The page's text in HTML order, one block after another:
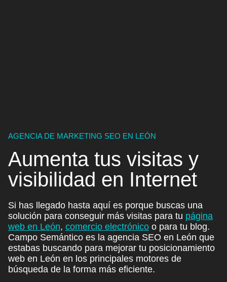
AGENCIA DE MARKETING SEO EN LEÓN
Aumenta tus visitas y
visibilidad en Internet
Si has llegado hasta aquí es porque buscas una
solución para conseguir más visitas para tu página
web en León, comercio electrónico o para tu blog.
Campo Semántico es la agencia SEO en León que
estabas buscando para mejorar tu posicionamiento
web en León en los principales motores de
búsqueda de la forma más eficiente.